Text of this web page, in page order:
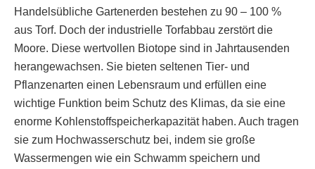
Handelsübliche Gartenerden bestehen zu 90 – 100 %
aus Torf. Doch der industrielle Torfabbau zerstört die
Moore. Diese wertvollen Biotope sind in Jahrtausenden
herangewachsen. Sie bieten seltenen Tier- und
Pflanzenarten einen Lebensraum und erfüllen eine
wichtige Funktion beim Schutz des Klimas, da sie eine
enorme Kohlenstoffspeicherkapazität haben. Auch tragen
sie zum Hochwasserschutz bei, indem sie große
Wassermengen wie ein Schwamm speichern und